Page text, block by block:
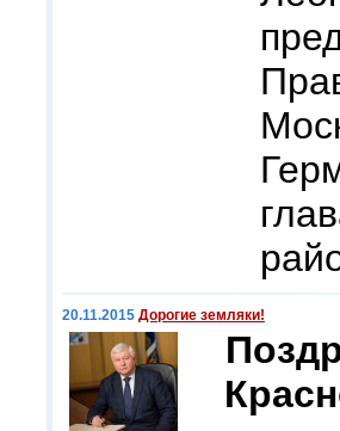
20.11.2015 Дорогие земляки!